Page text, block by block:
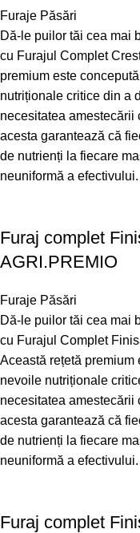
Furaje Păsări
Dă-le puilor tăi cea mai
cu Furajul Complet
premium este
nutriționale critice din a
necesitatea amestecării
acesta garantează că
de nutrienți la fiecare
neuniformă a efectivului.
Furaj complet
AGRI.PREMIO
Furaje Păsări
Dă-le puilor tăi cea mai
cu Furajul Complet
Această rețetă premium
nevoile nutriționale
necesitatea amestecării
acesta garantează că
de nutrienți la fiecare
neuniformă a efectivului.
Furaj complet